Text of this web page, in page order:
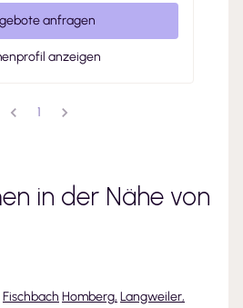
anfragen
anzeigen
1
in der Nähe von
Fischbach Homberg, Langweiler,